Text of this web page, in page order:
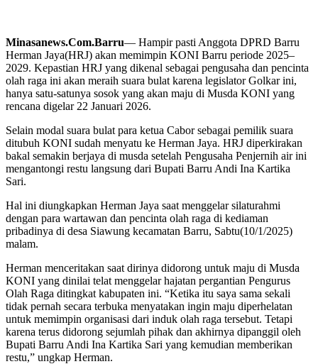
Minasanews.Com.Barru— Hampir pasti Anggota DPRD Barru
Herman Jaya(HRJ) akan memimpin KONI Barru periode 2025–
2029. Kepastian HRJ yang dikenal sebagai pengusaha dan pencinta
olah raga ini akan meraih suara bulat karena legislator Golkar ini,
hanya satu-satunya sosok yang akan maju di Musda KONI yang
rencana digelar 22 Januari 2026.
Selain modal suara bulat para ketua Cabor sebagai pemilik suara
ditubuh KONI sudah menyatu ke Herman Jaya. HRJ diperkirakan
bakal semakin berjaya di musda setelah Pengusaha Penjernih air ini
mengantongi restu langsung dari Bupati Barru Andi Ina Kartika
Sari.
Hal ini diungkapkan Herman Jaya saat menggelar silaturahmi
dengan para wartawan dan pencinta olah raga di kediaman
pribadinya di desa Siawung kecamatan Barru, Sabtu(10/1/2025)
malam.
Herman menceritakan saat dirinya didorong untuk maju di Musda
KONI yang dinilai telat menggelar hajatan pergantian Pengurus
Olah Raga ditingkat kabupaten ini. “Ketika itu saya sama sekali
tidak pernah secara terbuka menyatakan ingin maju diperhelatan
untuk memimpin organisasi dari induk olah raga tersebut. Tetapi
karena terus didorong sejumlah pihak dan akhirnya dipanggil oleh
Bupati Barru Andi Ina Kartika Sari yang kemudian memberikan
restu,” ungkap Herman.